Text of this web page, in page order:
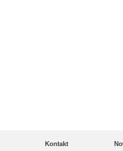
Kontakt